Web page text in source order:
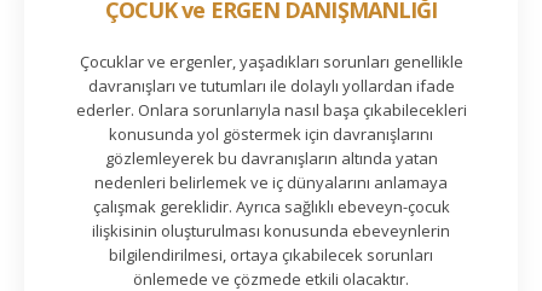
ÇOCUK ve ERGEN DANIŞMANLIĞI
Çocuklar ve ergenler, yaşadıkları sorunları genellikle
davranışları ve tutumları ile dolaylı yollardan ifade
ederler. Onlara sorunlarıyla nasıl başa çıkabilecekleri
konusunda yol göstermek için davranışlarını
gözlemleyerek bu davranışların altında yatan
nedenleri belirlemek ve iç dünyalarını anlamaya
çalışmak gereklidir. Ayrıca sağlıklı ebeveyn-çocuk
ilişkisinin oluşturulması konusunda ebeveynlerin
bilgilendirilmesi, ortaya çıkabilecek sorunları
önlemede ve çözmede etkili olacaktır.